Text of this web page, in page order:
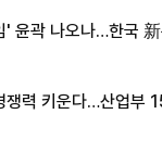
' 윤곽 나오나…한국
쟁력 키운다…산업부